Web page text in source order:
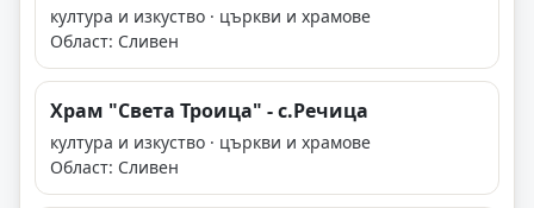
култура и изкуство · църкви и храмове
Област: Сливен
Храм "Света Троица" - с.Речица
култура и изкуство · църкви и храмове
Област: Сливен